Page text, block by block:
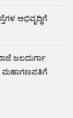
ಅಭಿವೃದ್ಧಿಗೆ
ಜಲದುರ್ಗಾ
ಮಹಾಗಣಪತಿಗೆ